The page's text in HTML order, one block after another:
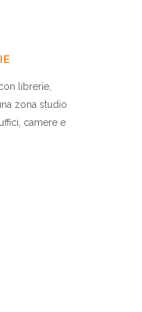
librerie,
zona studio
camere e